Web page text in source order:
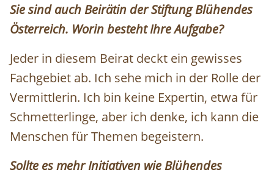
Sie sind auch Beirätin der Stiftung Blühendes
Österreich. Worin besteht Ihre Aufgabe?
Jeder in diesem Beirat deckt ein gewisses
Fachgebiet ab. Ich sehe mich in der Rolle der
Vermittlerin. Ich bin keine Expertin, etwa für
Schmetterlinge, aber ich denke, ich kann die
Menschen für Themen begeistern.
Sollte es mehr Initiativen wie Blühendes